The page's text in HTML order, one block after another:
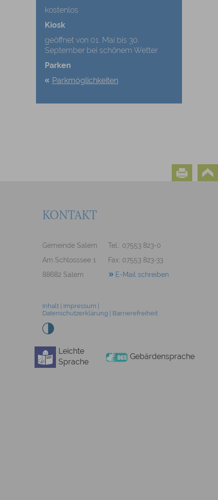
kostenlos
Kiosk
geöffnet von 01. Mai bis 30.
September bei schönem Wetter
Parken
Parkmöglichkeiten
Leichte
Sprache
Gebärdensprache
KONTAKT
Gemeinde Salem
Tel.: 07553 823-0
Am Schlosssee 1
Fax: 07553 823-33
88682 Salem
E-Mail schreiben
Inhalt| Impressum
Datenschutzerklärung
Barrierefreiheit